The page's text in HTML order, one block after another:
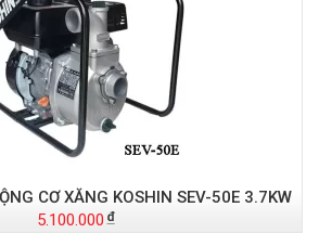
CƠ XĂNG KOSHIN SEV-50E 3.7KW
5.100.000